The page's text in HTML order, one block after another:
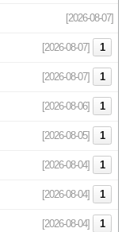
[2026-08-07]
[2026-08-07] 1
[2026-08-07] 1
[2026-08-06] 1
[2026-08-05] 1
[2026-08-04] 1
[2026-08-04] 1
[2026-08-04] 1